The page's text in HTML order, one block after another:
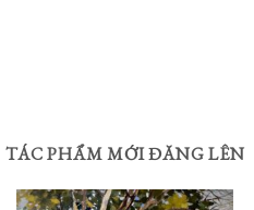
TÁC PHẨM MỚI ĐĂNG LÊN